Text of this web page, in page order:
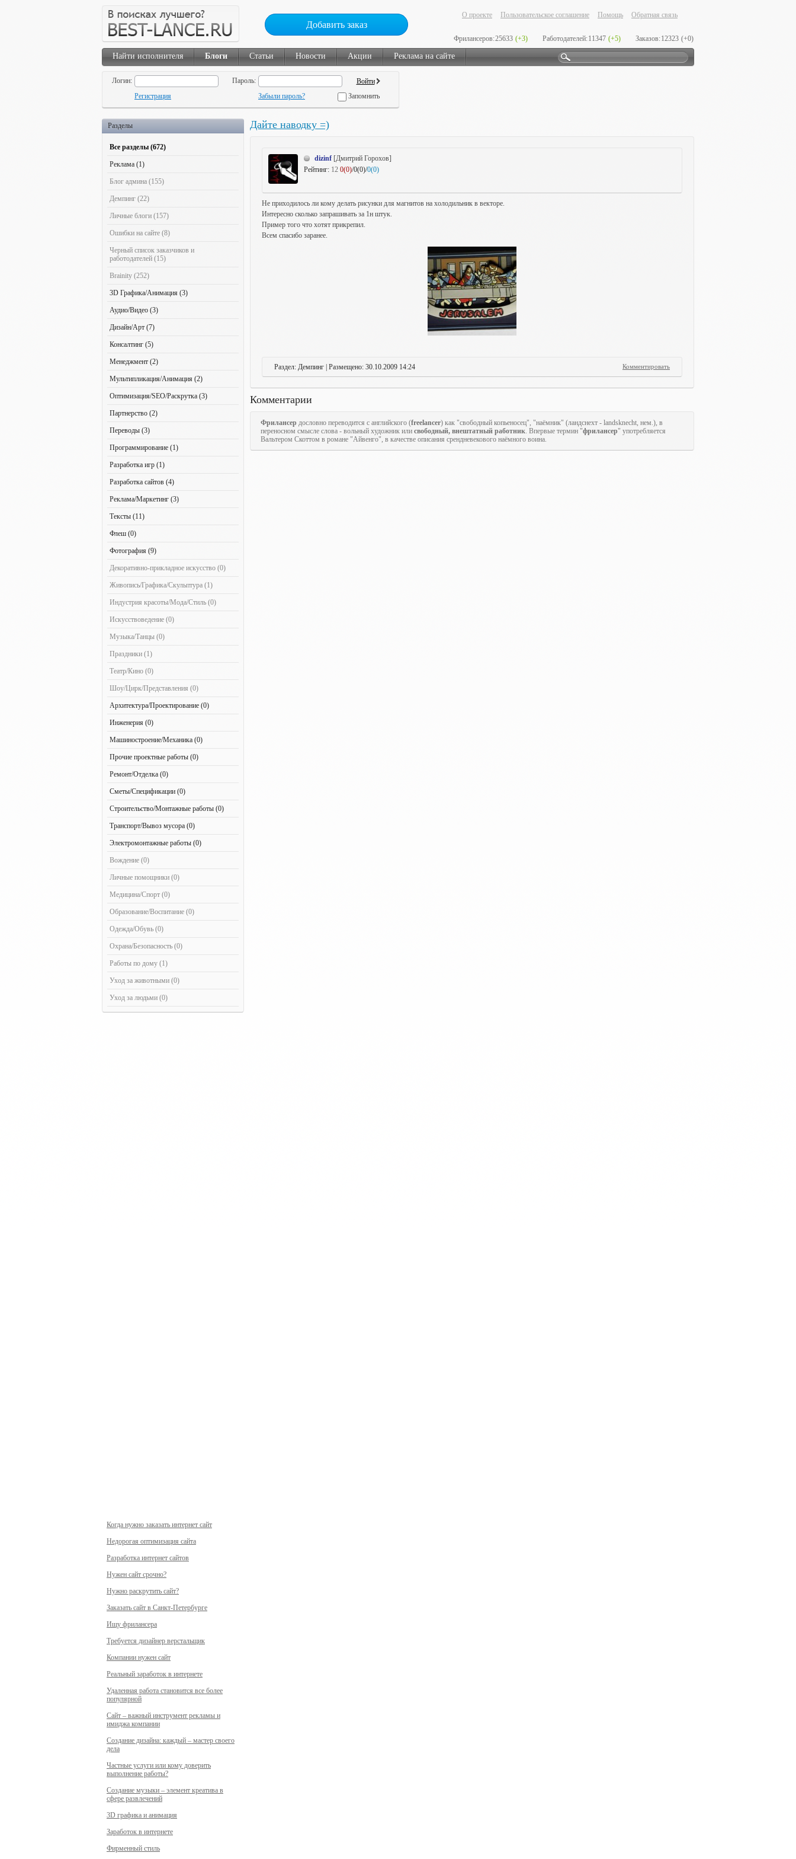
Добавить заказ
О проекте Пользовательское соглашение Помощь Обратная связь
Фрилансеров:25633 (+3) Работодателей:11347 (+5) Заказов:12323 (+0)
Найти исполнителя Блоги Статьи Новости Акции Реклама на сайте
Логин:
Пароль:
Регистрация
Забыли пароль? Запомнить
Разделы
Все разделы (672)
Реклама (1)
Блог админа (155)
Демпинг (22)
Личные блоги (157)
Ошибки на сайте (8)
Черный список заказчиков и
работодателей (15)
Brainity (252)
3D Графика/Анимация (3)
Аудио/Видео (3)
Дизайн/Арт (7)
Консалтинг (5)
Менеджмент (2)
Мультипликация/Анимация (2)
Оптимизация/SEO/Раскрутка (3)
Партнерство (2)
Переводы (3)
Программирование (1)
Разработка игр (1)
Разработка сайтов (4)
Реклама/Маркетинг (3)
Тексты (11)
Флеш (0)
Фотография (9)
Декоративно-прикладное искусство (0)
Живопись/Графика/Скульптура (1)
Индустрия красоты/Мода/Стиль (0)
Искусствоведение (0)
Музыка/Танцы (0)
Праздники (1)
Театр/Кино (0)
Шоу/Цирк/Представления (0)
Архитектура/Проектирование (0)
Инженерия (0)
Машиностроение/Механика (0)
Прочие проектные работы (0)
Ремонт/Отделка (0)
Сметы/Спецификации (0)
Строительство/Монтажные работы (0)
Транспорт/Вывоз мусора (0)
Электромонтажные работы (0)
Вождение (0)
Личные помощники (0)
Медицина/Спорт (0)
Образование/Воспитание (0)
Одежда/Обувь (0)
Охрана/Безопасность (0)
Работы по дому (1)
Уход за животными (0)
Уход за людьми (0)
Когда нужно заказать интернет сайт
Недорогая оптимизация сайта
Разработка интернет сайтов
Нужен сайт срочно?
Нужно раскрутить сайт?
Заказать сайт в Санкт-Петербурге
Ищу фрилансера
Требуется дизайнер верстальщик
Компании нужен сайт
Реальный заработок в интернете
Удаленная работа становится все более
популярной
Сайт – важный инструмент рекламы и
имиджа компании
Создание дизайна: каждый – мастер своего
дела
Частные услуги или кому доверить
выполнение работы?
Создание музыки – элемент креатива в
сфере развлечений
3D графика и анимация
Заработок в интернете
Фирменный стиль
Дайте наводку =)
dizinf [Дмитрий Горохов]
Рейтинг: 12 0(0)/0(0)/0(0)
Не приходилось ли кому делать рисунки для магнитов на холодильник в векторе.
Интересно сколько запрашивать за 1н штук.
Пример того что хотят прикрепил.
Всем спасибо заранее.
Раздел: Демпинг | Размещено: 30.10.2009 14:24 Комментировать
Комментарии
Фрилансер дословно переводится с английского (freelancer) как "свободный копьеносец", "наёмник" (ландснехт - landsknecht, нем.), в
переносном смысле слова - вольный художник или свободный, внештатный работник. Впервые термин "фрилансер" употребляется
Вальтером Скоттом в романе "Айвенго", в качестве описания срендневекового наёмного воина.